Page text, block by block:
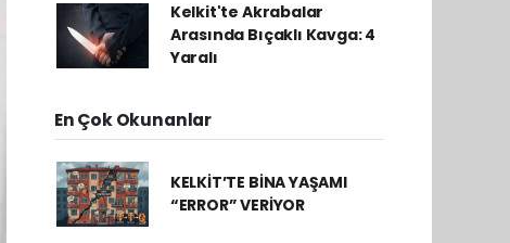
Kelkit'te Akrabalar
Arasında Bıçaklı Kavga: 4
Yaralı
En Çok Okunanlar
KELKİT’TE BİNA YAŞAMI
“ERROR” VERİYOR